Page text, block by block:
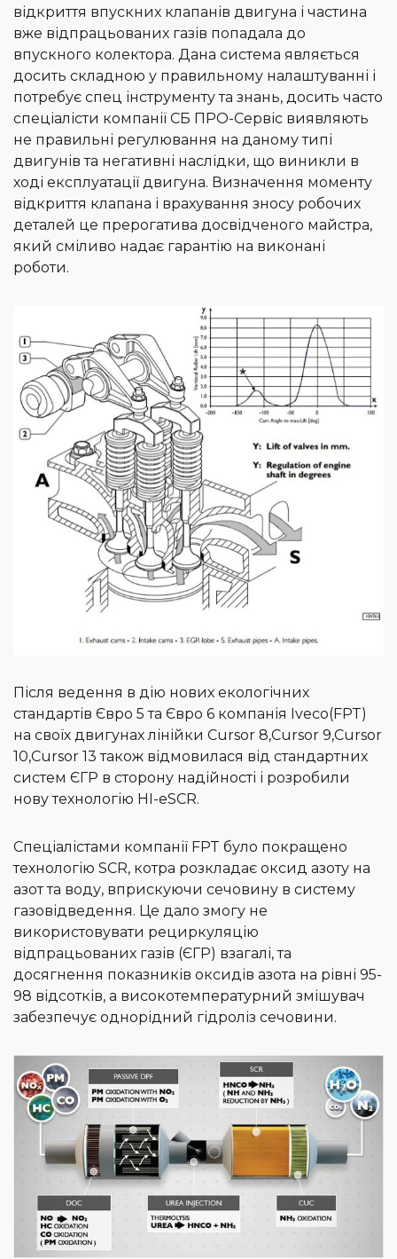
відкриття впускних клапанів двигуна і частина
вже відпрацьованих газів попадала до
впускного колектора. Дана система являється
досить складною у правильному налаштуванні і
потребує спец інструменту та знань, досить часто
спеціалісти компанії СБ ПРО-Сервіс виявляють
не правильні регулювання на даному типі
двигунів та негативні наслідки, що виникли в
ході експлуатації двигуна. Визначення моменту
відкриття клапана і врахування зносу робочих
деталей це прерогатива досвідченого майстра,
який сміливо надає гарантію на виконані
роботи.
Після ведення в дію нових екологічних
стандартів Євро 5 та Євро 6 компанія Iveco(FPT)
на своїх двигунах лінійки Cursor 8,Cursor 9,Cursor
10,Cursor 13 також відмовилася від стандартних
систем ЄГР в сторону надійності і розробили
нову технологію HI-eSCR.
Спеціалістами компанії FPT було покращено
технологію SCR, котра розкладає оксид азоту на
азот та воду, вприскуючи сечовину в систему
газовідведення. Це дало змогу не
використовувати рециркуляцію
відпрацьованих газів (ЄГР) взагалі, та
досягнення показників оксидів азота на рівні 95-
98 відсотків, а високотемпературний змішувач
забезпечує однорідний гідроліз сечовини.